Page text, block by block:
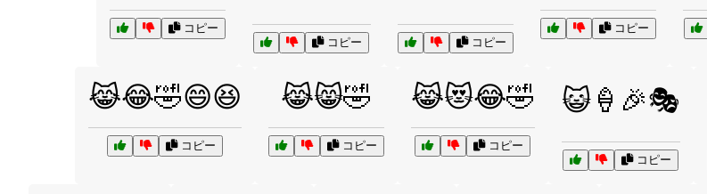
コピー
コピー コピー
コピー
😹😂🤣😄😆
コピー
😹😸🤣
コピー
😹😻😂🤣
コピー
😺🍦🎉🎭
コピー